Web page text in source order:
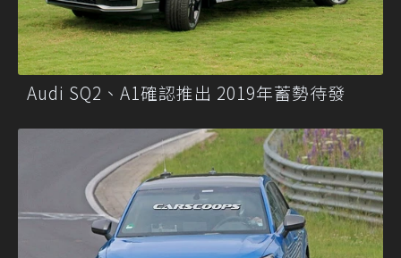
Audi SQ2、A1確認推出 2019年蓄勢待發